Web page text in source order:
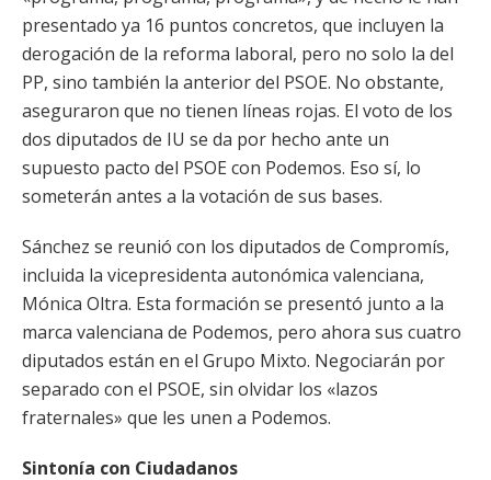
presentado ya 16 puntos concretos, que incluyen la
derogación de la reforma laboral, pero no solo la del
PP, sino también la anterior del PSOE. No obstante,
aseguraron que no tienen líneas rojas. El voto de los
dos diputados de IU se da por hecho ante un
supuesto pacto del PSOE con Podemos. Eso sí, lo
someterán antes a la votación de sus bases.
Sánchez se reunió con los diputados de Compromís,
incluida la vicepresidenta autonómica valenciana,
Mónica Oltra. Esta formación se presentó junto a la
marca valenciana de Podemos, pero ahora sus cuatro
diputados están en el Grupo Mixto. Negociarán por
separado con el PSOE, sin olvidar los «lazos
fraternales» que les unen a Podemos.
Sintonía con Ciudadanos